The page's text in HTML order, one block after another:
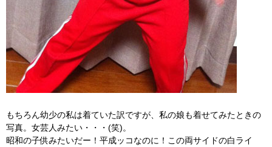
もちろん幼少の私は着ていた訳ですが、私の娘も着せてみたときの
写真。女芸人みたい・・・(笑)。
昭和の子供みたいだー！平成ッコなのに！この両サイドの白ライ